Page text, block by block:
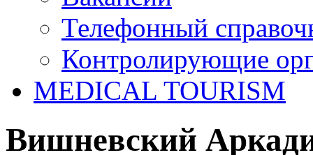
Телефонный
Контролирующие
MEDICAL TOURISM
Вишневский